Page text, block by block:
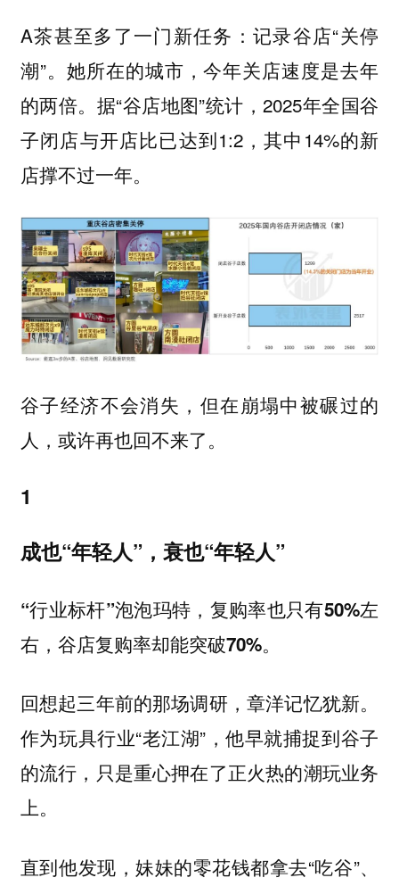
A茶甚至多了一门新任务：记录谷店“关停
潮”。她所在的城市，今年关店速度是去年
的两倍。据“谷店地图”统计，2025年全国谷
子闭店与开店比已达到1:2，其中14%的新
店撑不过一年。
谷子经济不会消失，但在崩塌中被碾过的
人，或许再也回不来了。
1
成也“年轻人”，衰也“年轻人”
“行业标杆”泡泡玛特，复购率也只有50%左
右，谷店复购率却能突破70%。
回想起三年前的那场调研，章洋记忆犹新。
作为玩具行业“老江湖”，他早就捕捉到谷子
的流行，只是重心押在了正火热的潮玩业务
上。
直到他发现，妹妹的零花钱都拿去“吃谷”、